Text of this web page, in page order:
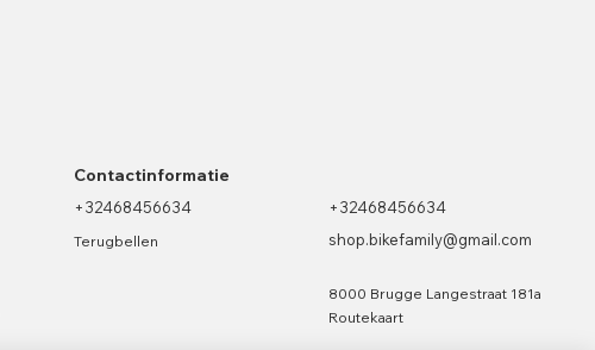
Contactinformatie
+32468456634
Terugbellen
+32468456634
shop.bikefamily@gmail.com
8000 Brugge Langestraat 181a
Routekaart